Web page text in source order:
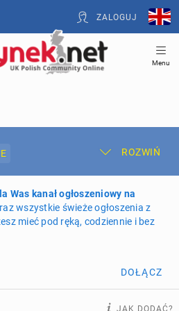
ZALOGUJ
Menu
ROZWIŃ
Moje ogłoszenia
i cennik ogłoszeń
ogłoszenia online
Was kanał ogłoszeniowy na
wszystkie świeże ogłoszenia z
mieć pod ręką, codziennie i bez
DOŁĄCZ
JAK DODAĆ?